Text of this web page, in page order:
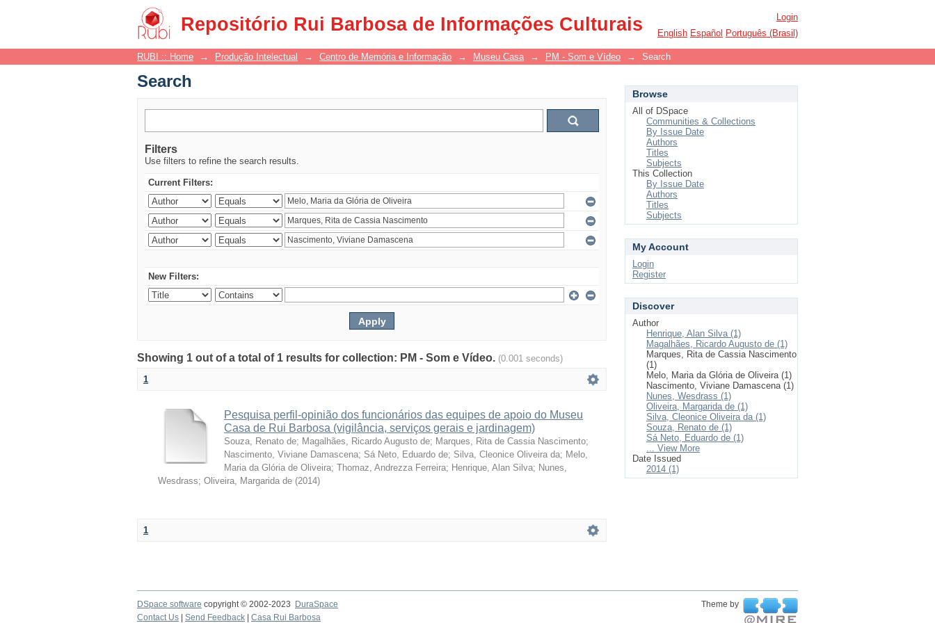
Repositório Rui Barbosa de Informações Culturais
Search
Login
English Español Português (Brasil)
RUBI :: Home → Produção Intelectual → Centro de Memória e Informação → Museu Casa → PM - Som e Vídeo → Search
Search
Filters
Use filters to refine the search results.
Current Filters:
New Filters:
Showing 1 out of a total of 1 results for collection: PM - Som e Vídeo. (0.001 seconds)
1
Pesquisa perfil-opinião dos funcionários das equipes de apoio do Museu
Casa de Rui Barbosa (vigilância, serviços gerais e jardinagem)
Souza, Renato de; Magalhães, Ricardo Augusto de; Marques, Rita de Cassia Nascimento;
Nascimento, Viviane Damascena; Sá Neto, Eduardo de; Silva, Cleonice Oliveira da; Melo,
Maria da Glória de Oliveira; Thomaz, Andrezza Ferreira; Henrique, Alan Silva; Nunes,
Wesdrass; Oliveira, Margarida de (2014)
1
Browse
All of DSpace
Communities & Collections
By Issue Date
Authors
Titles
Subjects
This Collection
By Issue Date
Authors
Titles
Subjects
My Account
Login
Register
Discover
Author
Henrique, Alan Silva (1)
Magalhães, Ricardo Augusto de (1)
Marques, Rita de Cassia Nascimento
(1)
Melo, Maria da Glória de Oliveira (1)
Nascimento, Viviane Damascena (1)
Nunes, Wesdrass (1)
Oliveira, Margarida de (1)
Silva, Cleonice Oliveira da (1)
Souza, Renato de (1)
Sá Neto, Eduardo de (1)
... View More
Date Issued
2014 (1)
DSpace software copyright © 2002-2023 DuraSpace
Theme by
Contact Us
Send Feedback Casa Rui Barbosa